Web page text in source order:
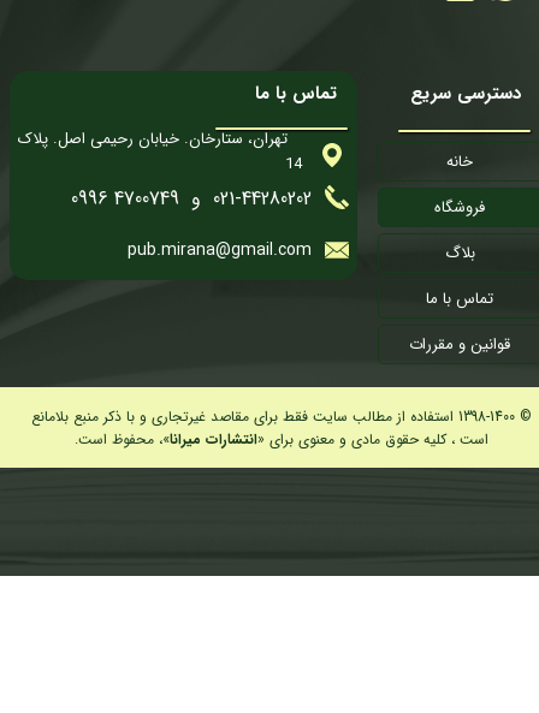
دسترسی سریع
خانه
فروشگاه
بلاگ
تماس با ما
قوانین و مقررات
© 1398-1400 استفاده از مطالب سایت فقط برای مقاصد غیرتجاری و با ذکر منبع بلامانع
است ، کلیه حقوق مادی و معنوی برای «انتشارات میرانا»، محفوظ است.
تماس با ما
تهران، ستارخان. خیابان رحیمی اصل. پلاک
14
021-44280202 و 4700749 0996
pub.mirana@gmail.com